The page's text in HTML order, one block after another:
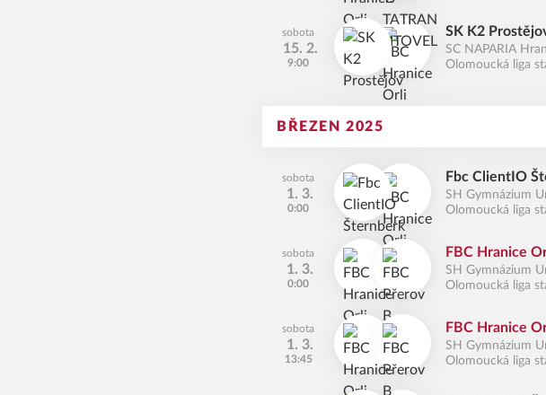
sobota
15. 2.
9:00
SK K2
SC NAPARIA
Olomoucká liga
BŘEZEN 2025
sobota
1. 3.
0:00
Fbc ClientIO
SH Gymnázium
Olomoucká liga
sobota
1. 3.
0:00
FBC Hranice
SH Gymnázium
Olomoucká liga
sobota
1. 3.
13:45
FBC Hranice
SH Gymnázium
Olomoucká liga